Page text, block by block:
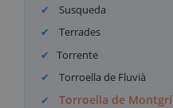
Susqueda
Terrades
Torrente
Torroella de Fluvià
Torroella de Montgrí